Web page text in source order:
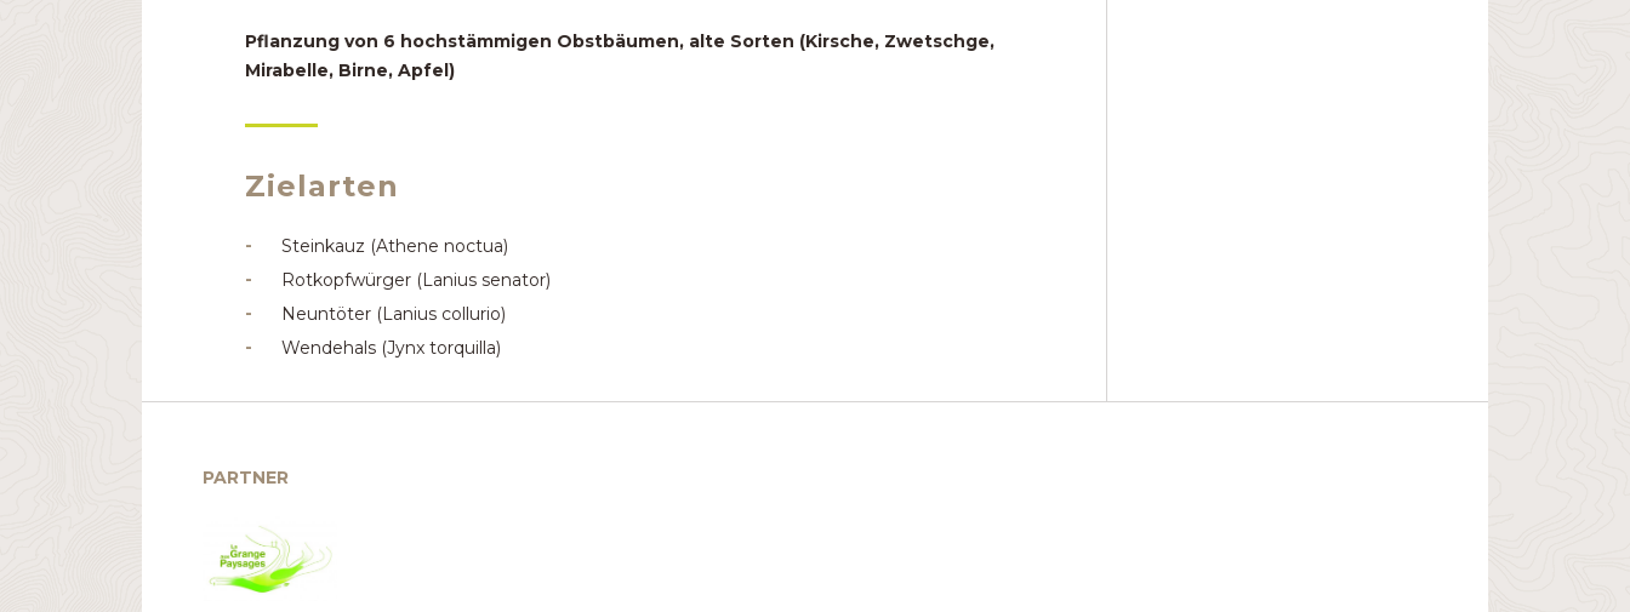
Pflanzung von 6 hochstämmigen Obstbäumen, alte Sorten (Kirsche, Zwetschge,
Mirabelle, Birne, Apfel)
Zielarten
Steinkauz (Athene noctua)
Rotkopfwürger (Lanius senator)
Neuntöter (Lanius collurio)
Wendehals (Jynx torquilla)
PARTNER